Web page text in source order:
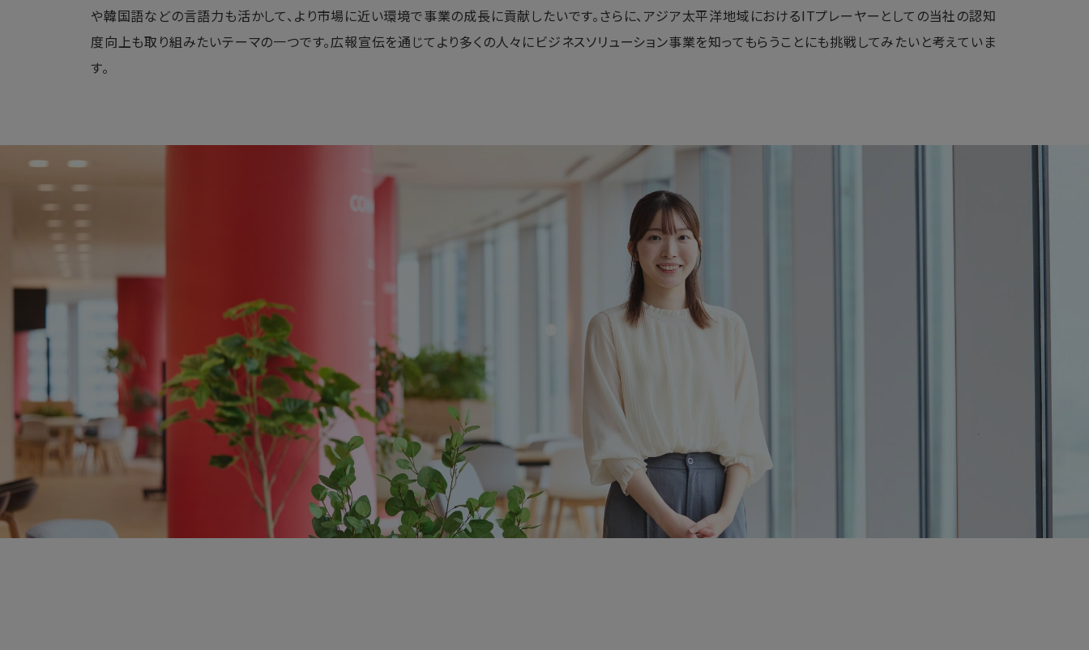
や韓国語などの言語力も活かして、より市場に近い環境で事業の成長に貢献したいです。さらに、アジア太平洋地域におけるITプレーヤーとしての当社の認知
度向上も取り組みたいテーマの一つです。広報宣伝を通じてより多くの人々にビジネスソリューション事業を知ってもらうことにも挑戦してみたいと考えていま
す。